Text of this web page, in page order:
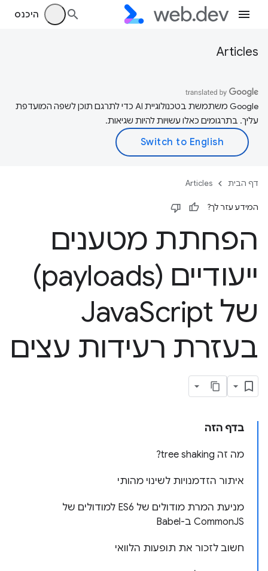
היכנס
Articles
‫Google משתמשת בטכנולוגיית AI כדי לתרגם תוכן לשפה המועדפת
עליך. בתרגומים כאלו עשויות להיות שגיאות.
דף הבית Articles
המידע עזר לך?
הפחתת מטענים
ייעודיים (payloads)
של Java Script
בעזרת רעידות עצים
בדף הזה
מה זה tree shaking?
איתור הזדמנויות לשינוי מהותי
מניעת המרת מודולים של ES6 למודולים של
CommonJS ב-Babel
חשוב לזכור את תופעות הלוואי